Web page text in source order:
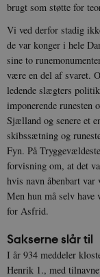
brugt som støtte for
Vi ved derfor stadig
de var konger i hele
sine to
være en del af svaret.
ledende slægters
imponerende runesten
Sjælland og senere et
skibssætning og
Fyn. På
forvisning om, at det
hvis navn åbenbart
Men hun må selv
for Asfrid.
Sakserne slår til
I år 934 meddeler
Henrik 1., med